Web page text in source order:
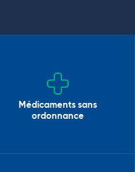
Médicaments sans
ordonnance